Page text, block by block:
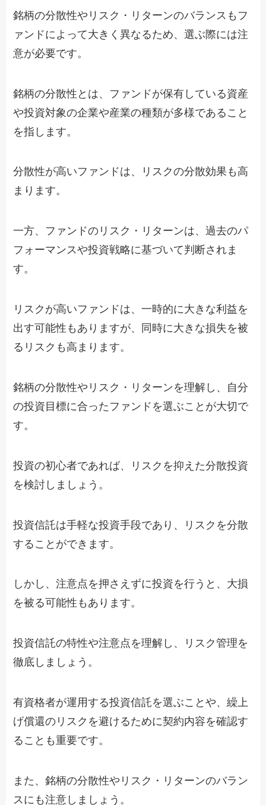
銘柄の分散性やリスク・リターンのバランスもフ
ァンドによって大きく異なるため、選ぶ際には注
意が必要です。
銘柄の分散性とは、ファンドが保有している資産
や投資対象の企業や産業の種類が多様であること
を指します。
分散性が高いファンドは、リスクの分散効果も高
まります。
一方、ファンドのリスク・リターンは、過去のパ
フォーマンスや投資戦略に基づいて判断されま
す。
リスクが高いファンドは、一時的に大きな利益を
出す可能性もありますが、同時に大きな損失を被
るリスクも高まります。
銘柄の分散性やリスク・リターンを理解し、自分
の投資目標に合ったファンドを選ぶことが大切で
す。
投資の初心者であれば、リスクを抑えた分散投資
を検討しましょう。
投資信託は手軽な投資手段であり、リスクを分散
することができます。
しかし、注意点を押さえずに投資を行うと、大損
を被る可能性もあります。
投資信託の特性や注意点を理解し、リスク管理を
徹底しましょう。
有資格者が運用する投資信託を選ぶことや、繰上
げ償還のリスクを避けるために契約内容を確認す
ることも重要です。
また、銘柄の分散性やリスク・リターンのバラン
スにも注意しましょう。